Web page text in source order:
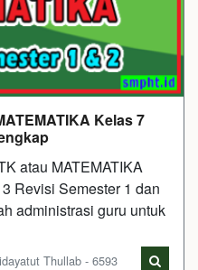
Kelas 7
atau MATEMATIKA
Revisi Semester 1 dan
administrasi guru untuk
Thullab - 6593